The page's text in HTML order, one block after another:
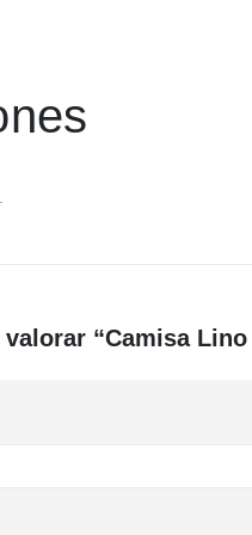
“Camisa Lino